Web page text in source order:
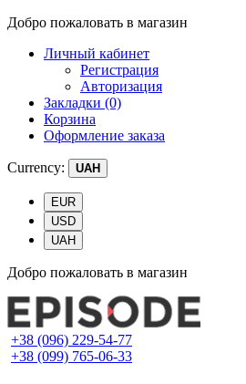
Добро пожаловать в магазин
Личный кабинет
Регистрация
Авторизация
Закладки (0)
Корзина
Оформление заказа
Currency: UAH
EUR
USD
UAH
Добро пожаловать в магазин
+38 (096) 229-54-77
+38 (099) 765-06-33